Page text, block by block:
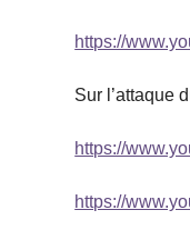
https://
Sur l’attaque
https://
https://